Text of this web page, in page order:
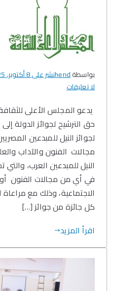
بواسطةhendنشر على8 أكتوبر، 2025
لا تعليقاتعلى
باب
الترشح
لجوائز
النيل
للمبدعين
المصريين
وجوائز
الدولة
التقديرية
مجالات
الفنون
والاداب
والعلوم
الاجتماعية
يدعو المجلس الأعلى
حق الترشيح لجوائز الدولة
لجوائز النيل للمبدعين
مجالات الفنون والآداب
النيل للمبدعين العرب،
في أي من مجالات الفنون
الاجتماعية، وذلك مع
كل جائزة من جوائز […]
اقرأ المزيد